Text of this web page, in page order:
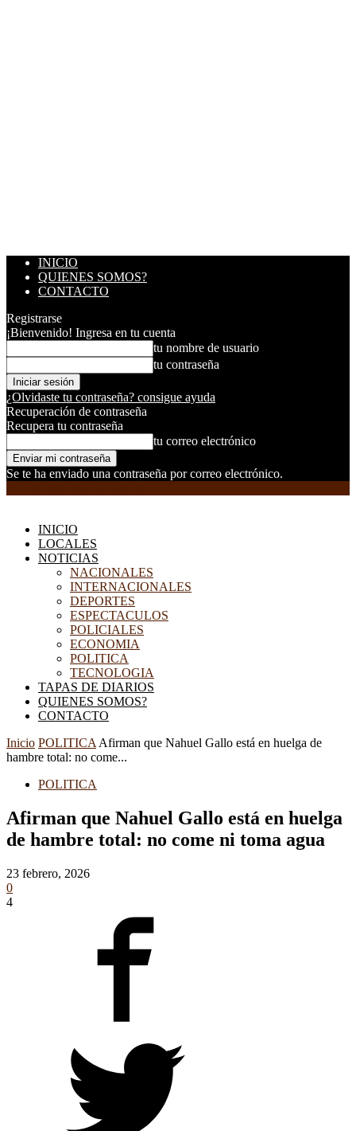
INICIO
QUIENES SOMOS?
CONTACTO
Registrarse
¡Bienvenido! Ingresa en tu cuenta
tu nombre de usuario
tu contraseña
¿Olvidaste tu contraseña? consigue ayuda
Recuperación de contraseña
Recupera tu contraseña
tu correo electrónico
Se te ha enviado una contraseña por correo electrónico.
INICIO
LOCALES
NOTICIAS
NACIONALES
INTERNACIONALES
DEPORTES
ESPECTACULOS
POLICIALES
ECONOMIA
POLITICA
TECNOLOGIA
TAPAS DE DIARIOS
QUIENES SOMOS?
CONTACTO
Inicio POLITICA Afirman que Nahuel Gallo está en huelga de
hambre total: no come...
POLITICA
Afirman que Nahuel Gallo está en huelga
de hambre total: no come ni toma agua
23 febrero, 2026
0
4